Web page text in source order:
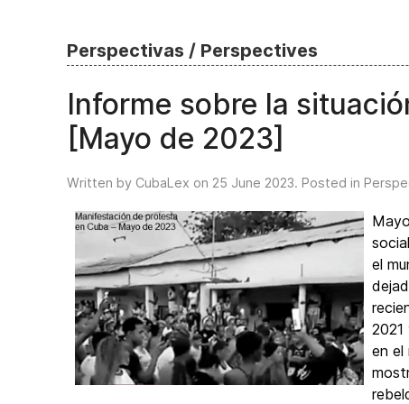
Perspectivas / Perspectives
Informe sobre la
[Mayo de 2023]
Written by CubaLex on 25 June 2023. Posted in
el
2021
en el